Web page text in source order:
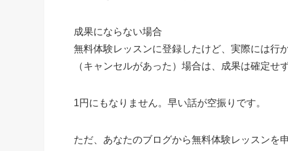
英会話教室などのスクール系は、無料体験で紹